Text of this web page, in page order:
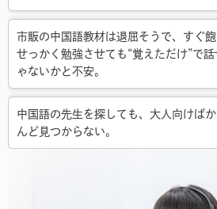
市販の中国語教材は退屈そうで、すぐ
せっかく勉強させても“覚えただけ”で
ゃないかと不安。
中国語の先生を探しても、大人向けば
んど見つからない。